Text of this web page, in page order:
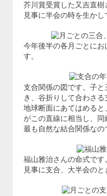
芥川賞受賞した又吉直樹
見事に半会の時を生かし
今年後半の各月ごとに
す。
支合関係の図です。子と
き、谷折りして合わさる
地球断面にあてはめる
がこの直線に相当し、同
最も自然な結合関係なの
福山雅治さんの命式です。
見事に支合、大半会のと